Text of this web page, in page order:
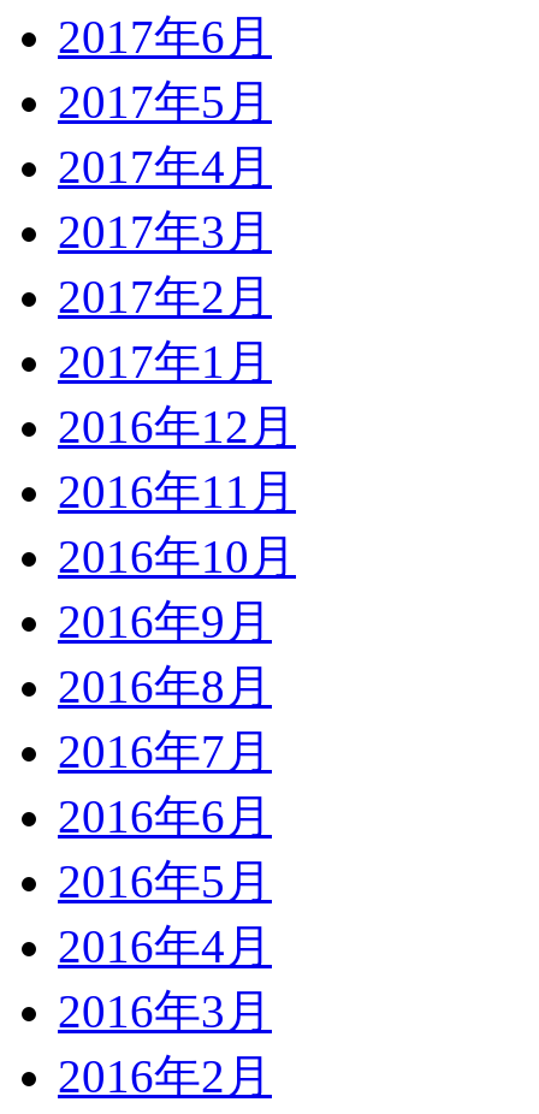
2017年6月
2017年5月
2017年4月
2017年3月
2017年2月
2017年1月
2016年12月
2016年11月
2016年10月
2016年9月
2016年8月
2016年7月
2016年6月
2016年5月
2016年4月
2016年3月
2016年2月